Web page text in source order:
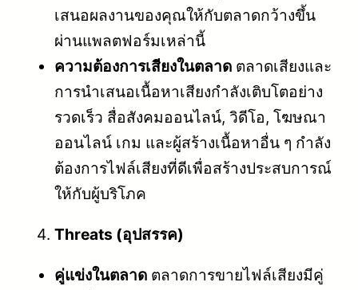
เสนอผลงานของคุณให้กับตลาดกว้างขึ้น
ผ่านแพลตฟอร์มเหล่านี้
ความต้องการเสียงในตลาด ตลาดเสียงและ
การนำเสนอเนื้อหาเสียงกำลังเติบโตอย่าง
รวดเร็ว สื่อสังคมออนไลน์, วิดีโอ, โฆษณา
ออนไลน์ เกม และผู้สร้างเนื้อหาอื่น ๆ กำลัง
ต้องการไฟล์เสียงที่ดีเพื่อสร้างประสบการณ์
ให้กับผู้บริโภค
Threats (อุปสรรค)
คู่แข่งในตลาด ตลาดการขายไฟล์เสียงมีคู่